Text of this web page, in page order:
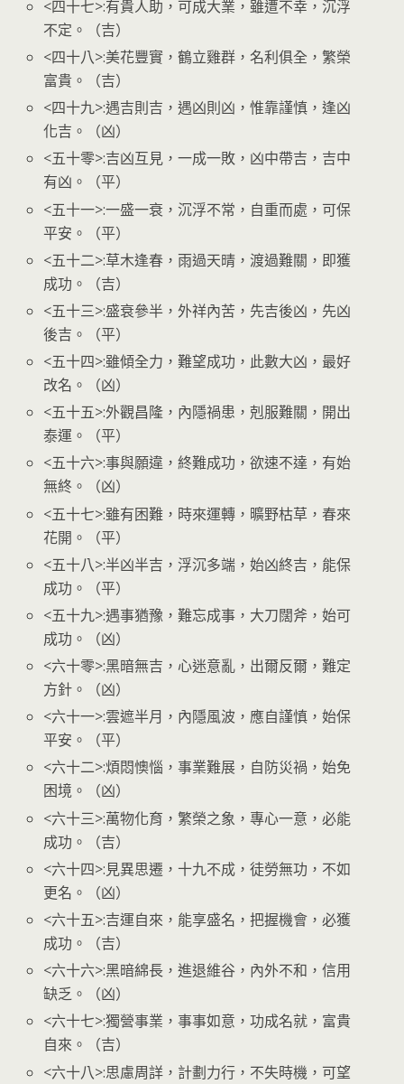
<四十七>:有貴人助，可成大業，雖遭不幸，沉浮
不定。（吉）
<四十八>:美花豐實，鶴立雞群，名利俱全，繁榮
富貴。（吉）
<四十九>:遇吉則吉，遇凶則凶，惟靠謹慎，逢凶
化吉。（凶）
<五十零>:吉凶互見，一成一敗，凶中帶吉，吉中
有凶。（平）
<五十一>:一盛一衰，沉浮不常，自重而處，可保
平安。（平）
<五十二>:草木逢春，雨過天晴，渡過難關，即獲
成功。（吉）
<五十三>:盛衰參半，外祥內苦，先吉後凶，先凶
後吉。（平）
<五十四>:雖傾全力，難望成功，此數大凶，最好
改名。（凶）
<五十五>:外觀昌隆，內隱禍患，剋服難關，開出
泰運。（平）
<五十六>:事與願違，終難成功，欲速不達，有始
無終。（凶）
<五十七>:雖有困難，時來運轉，曠野枯草，春來
花開。（平）
<五十八>:半凶半吉，浮沉多端，始凶終吉，能保
成功。（平）
<五十九>:遇事猶豫，難忘成事，大刀闊斧，始可
成功。（凶）
<六十零>:黑暗無吉，心迷意亂，出爾反爾，難定
方針。（凶）
<六十一>:雲遮半月，內隱風波，應自謹慎，始保
平安。（平）
<六十二>:煩悶懊惱，事業難展，自防災禍，始免
困境。（凶）
<六十三>:萬物化育，繁榮之象，專心一意，必能
成功。（吉）
<六十四>:見異思遷，十九不成，徒勞無功，不如
更名。（凶）
<六十五>:吉運自來，能享盛名，把握機會，必獲
成功。（吉）
<六十六>:黑暗綿長，進退維谷，內外不和，信用
缺乏。（凶）
<六十七>:獨營事業，事事如意，功成名就，富貴
自來。（吉）
<六十八>:思慮周詳，計劃力行，不失時機，可望